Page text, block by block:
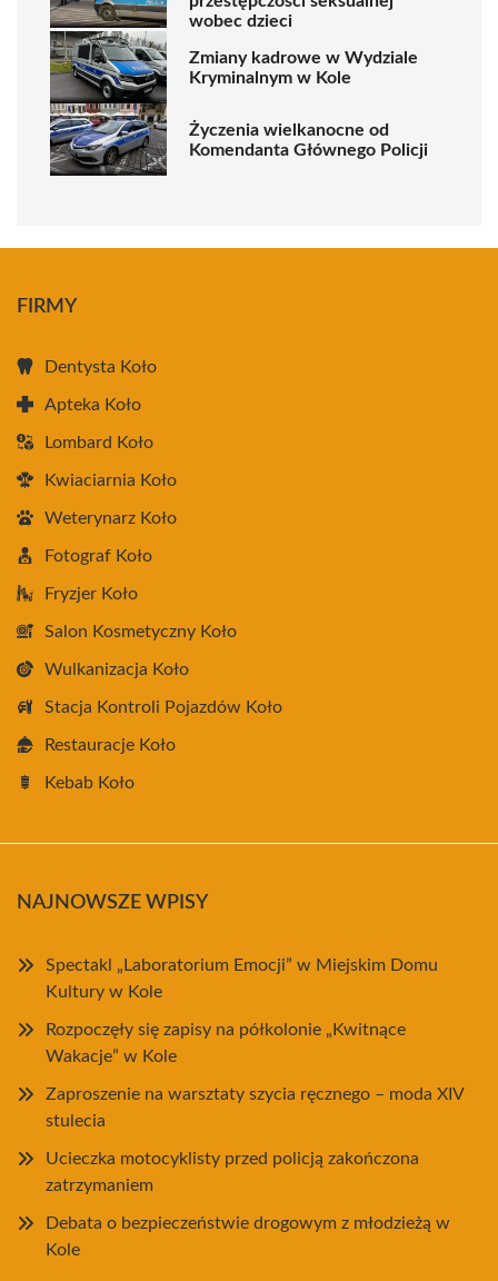
wobec dzieci
Zmiany kadrowe w Wydziale
Kryminalnym w Kole
Życzenia wielkanocne od
Komendanta Głównego Policji
FIRMY
Dentysta Koło
Apteka Koło
Lombard Koło
Kwiaciarnia Koło
Weterynarz Koło
Fotograf Koło
Fryzjer Koło
Salon Kosmetyczny Koło
Wulkanizacja Koło
Stacja Kontroli Pojazdów Koło
Restauracje Koło
Kebab Koło
NAJNOWSZE WPISY
Spectakl „Laboratorium Emocji” w Miejskim Domu
Kultury w Kole
Rozpoczęły się zapisy na półkolonie „Kwitnące
Wakacje” w Kole
Zaproszenie na warsztaty szycia ręcznego – moda XIV
stulecia
Ucieczka motocyklisty przed policją zakończona
zatrzymaniem
Debata o bezpieczeństwie drogowym z młodzieżą w
Kole